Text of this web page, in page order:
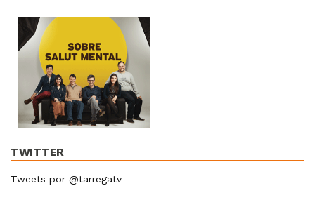
TWITTER
Tweets por @tarregatv